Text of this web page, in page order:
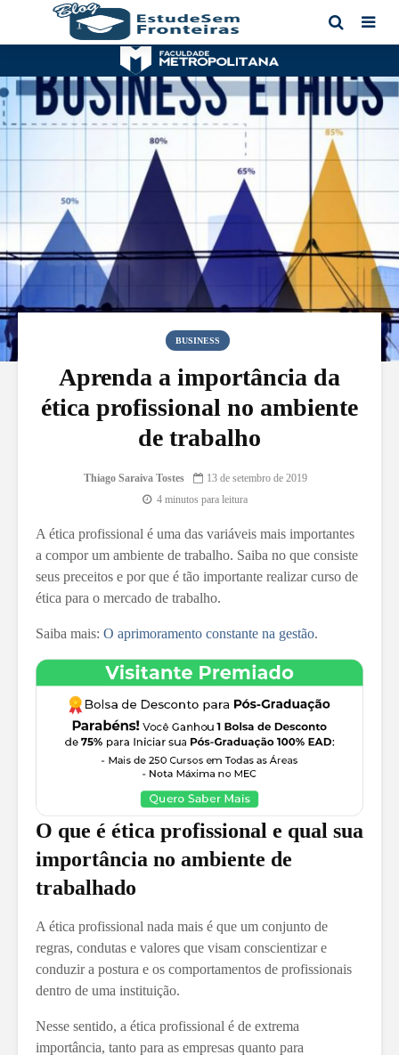
BUSINESS
Aprenda a importância da
ética profissional no ambiente
de trabalho
Thiago Saraiva Tostes
13 de setembro de 2019
4 minutos para leitura
A ética profissional é uma das variáveis mais importantes
a compor um ambiente de trabalho. Saiba no que consiste
seus preceitos e por que é tão importante realizar curso de
ética para o mercado de trabalho.
Saiba mais: O aprimoramento constante na gestão.
O que é ética profissional e qual sua
importância no ambiente de
trabalhado
A ética profissional nada mais é que um conjunto de
regras, condutas e valores que visam conscientizar e
conduzir a postura e os comportamentos de profissionais
dentro de uma instituição.
Nesse sentido, a ética profissional é de extrema
importância, tanto para as empresas quanto para